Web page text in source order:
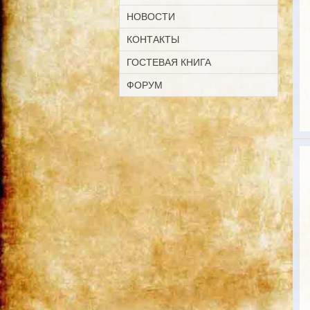
НОВОСТИ
КОНТАКТЫ
ГОСТЕВАЯ КНИГА
ФОРУМ